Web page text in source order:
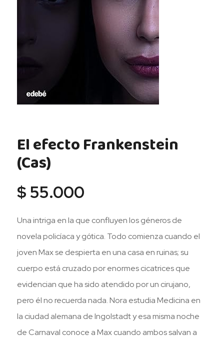
El efecto Frankenstein
(Cas)
$ 55.000
Una intriga en la que confluyen los géneros de
novela policíaca y gótica. Todo comienza cuando el
joven Max se despierta en una casa en ruinas; su
cuerpo está cruzado por enormes cicatrices que
evidencian que ha sido atendido por un cirujano,
pero él no recuerda nada. Nora estudia Medicina en
la ciudad alemana de Ingolstadt y esa misma noche
de Carnaval conoce a Max cuando ambos salvan a